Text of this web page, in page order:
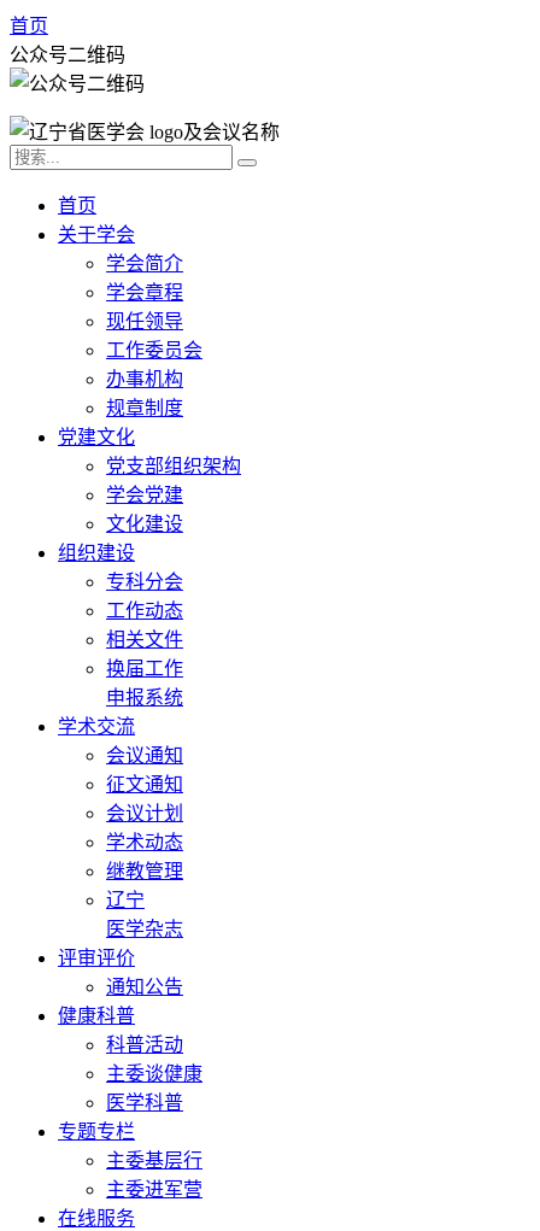
首页
公众号二维码
首页
关于学会
学会简介
学会章程
现任领导
工作委员会
办事机构
规章制度
党建文化
党支部组织架构
学会党建
文化建设
组织建设
专科分会
工作动态
相关文件
换届工作
申报系统
学术交流
会议通知
征文通知
会议计划
学术动态
继教管理
辽宁
医学杂志
评审评价
通知公告
健康科普
科普活动
主委谈健康
医学科普
专题专栏
主委基层行
主委进军营
在线服务